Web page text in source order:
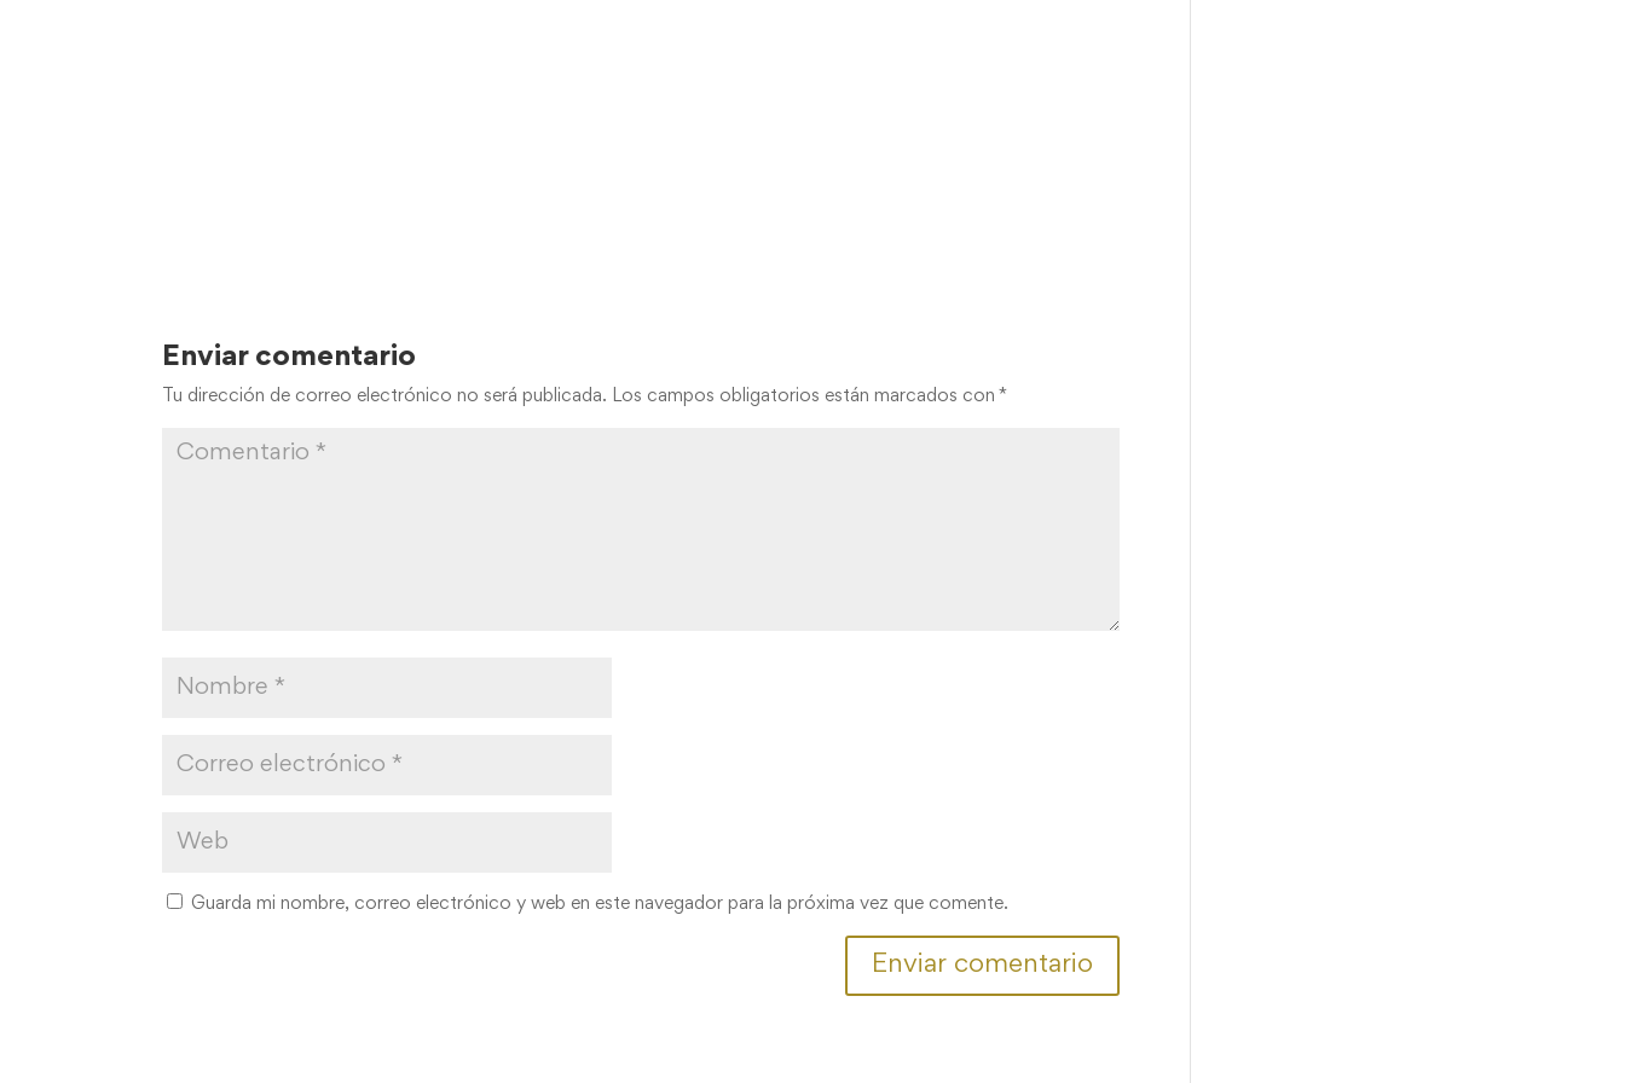
Enviar comentario
Tu dirección de correo electrónico no será publicada. Los campos obligatorios están marcados con *
Guarda mi nombre, correo electrónico y web en este navegador para la próxima vez que comente.